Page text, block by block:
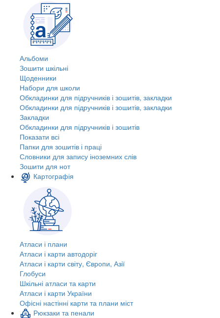
Альбоми
Зошити шкільні
Щоденники
Набори для школи
Обкладинки для підручників і зошитів, закладки
Обкладинки для підручників і зошитів, закладки
Закладки
Обкладинки для підручників і зошитів
Показати всі
Папки для зошитів і праці
Словники для запису іноземних слів
Зошити для нот
Картографія
Атласи і плани
Атласи і карти автодоріг
Атласи і карти світу, Європи, Азії
Глобуси
Шкільні атласи та карти
Атласи і карти України
Офісні настінні карти та плани міст
Рюкзаки та пенали